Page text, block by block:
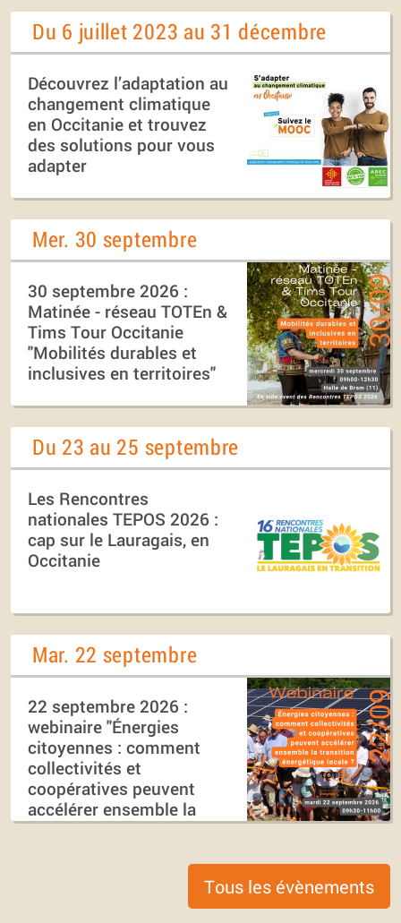
Du 6 juillet 2023 au 31 décembre
Découvrez l’adaptation au
changement climatique
en Occitanie et trouvez
des solutions pour vous
adapter
Mer. 30 septembre
30 septembre 2026 :
Matinée - réseau TOTEn &
Tims Tour Occitanie
"Mobilités durables et
inclusives en territoires"
Du 23 au 25 septembre
Les Rencontres
nationales TEPOS 2026 :
cap sur le Lauragais, en
Occitanie
Mar. 22 septembre
22 septembre 2026 :
webinaire "Énergies
citoyennes : comment
collectivités et
coopératives peuvent
accélérer ensemble la
transition énergétique
Tous les évènements